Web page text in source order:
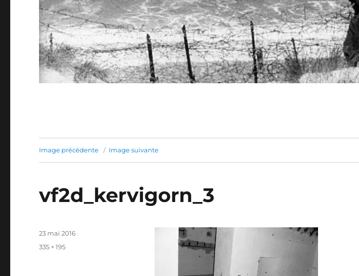
Image précédente Image suivante
vf2d_kervigorn_3
Publié
23 mai 2016
Taille
335 × 195